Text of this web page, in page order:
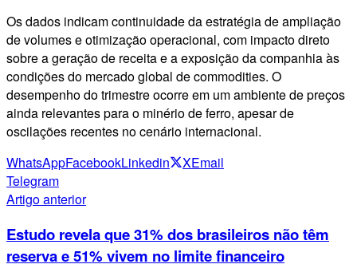
Os dados indicam continuidade da estratégia de ampliação
de volumes e otimização operacional, com impacto direto
sobre a geração de receita e a exposição da companhia às
condições do mercado global de commodities. O
desempenho do trimestre ocorre em um ambiente de preços
ainda relevantes para o minério de ferro, apesar de
oscilações recentes no cenário internacional.
WhatsAppFacebookLinkedin XEmail
Telegram
Artigo anterior
Estudo revela que 31% dos brasileiros não têm
reserva e 51% vivem no limite financeiro